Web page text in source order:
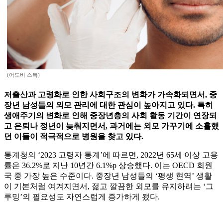
(어도비 스톡)
저출산과 고령화로 인한 사회구조의 변화가 가속화되면서, 중
장년 남성들의 외모 관리에 대한 관심이 높아지고 있다. 특히
생애주기의 변화로 인해 중장년층의 사회 활동 기간이 연장되
고 은퇴나 정년이 늦춰지면서, 과거에는 외모 가꾸기에 소홀했
던 이들이 적극적으로 병원을 찾고 있다.
통계청의 ‘2023 고령자 통계’에 따르면, 2022년 65세 이상 고용
률은 36.2%로 지난 10년간 6.1%p 상승했다. 이는 OECD 회원
국 중 가장 높은 수준이다. 중장년 남성들의 ‘평생 현역’ 생활
이 기본처럼 여겨지면서, 젊고 깔끔한 외모를 유지하려는 ‘그
루밍’의 필요성도 자연스럽게 증가하게 됐다.